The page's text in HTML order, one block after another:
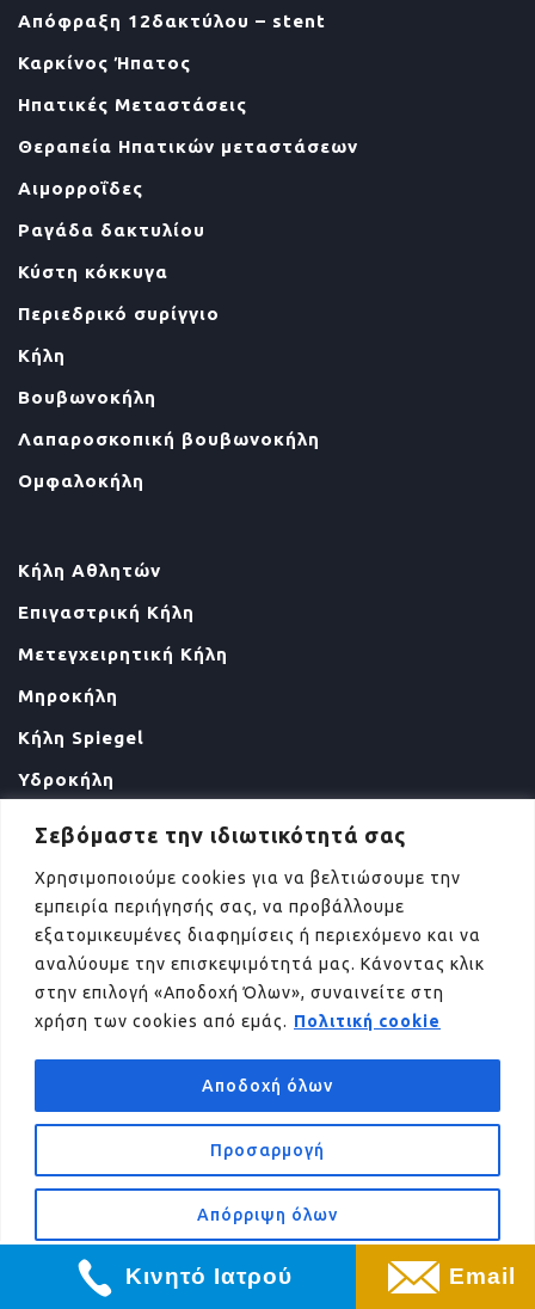
Σεβόμαστε την ιδιωτικότητά σας
Χρησιμοποιούμε cookies για να βελτιώσουμε την
εμπειρία περιήγησής σας, να προβάλλουμε
εξατομικευμένες διαφημίσεις ή περιεχόμενο και να
αναλύουμε την επισκεψιμότητά μας. Κάνοντας κλικ
στην επιλογή «Αποδοχή Όλων», συναινείτε στη
χρήση των cookies από εμάς. Πολιτική cookie
Προσαρμογή
Απόρριψη όλων
Αποδοχή όλων
Απόφραξη 12δακτύλου – stent
Καρκίνος Ήπατος
Ηπατικές Μεταστάσεις
Θεραπεία Ηπατικών μεταστάσεων
Αιμορροΐδες
Ραγάδα δακτυλίου
Κύστη κόκκυγα
Περιεδρικό συρίγγιο
Κήλη
Βουβωνοκήλη
Λαπαροσκοπική βουβωνοκήλη
Ομφαλοκήλη
Κήλη Αθλητών
Επιγαστρική Κήλη
Μετεγχειρητική Κήλη
Μηροκήλη
Κήλη Spiegel
Υδροκήλη
Κιρσοκήλη
Γαστροοισοφαγική παλινδρόμηση
Θολοπλαστική κατά Nissen
Οισοφάγος Barrett
Οισοφαγίτιδα
Καρκίνος οισοφάγου
Λαπαροσκοπική Μυοτομή Heller
Πολύποδες Παχέος Εντέρου
Κινητό Ιατρού Email
Επικοινωνία με την γραμματεία
2106106393